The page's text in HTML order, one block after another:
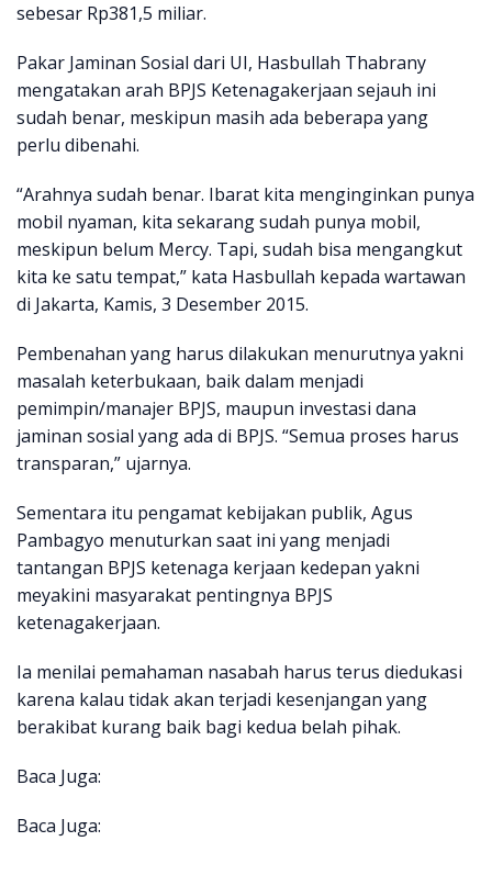
sebesar Rp381,5 miliar.
Pakar Jaminan Sosial dari UI, Hasbullah Thabrany
mengatakan arah BPJS Ketenagakerjaan sejauh ini
sudah benar, meskipun masih ada beberapa yang
perlu dibenahi.
“Arahnya sudah benar. Ibarat kita menginginkan punya
mobil nyaman, kita sekarang sudah punya mobil,
meskipun belum Mercy. Tapi, sudah bisa mengangkut
kita ke satu tempat,” kata Hasbullah kepada wartawan
di Jakarta, Kamis, 3 Desember 2015.
Pembenahan yang harus dilakukan menurutnya yakni
masalah keterbukaan, baik dalam menjadi
pemimpin/manajer BPJS, maupun investasi dana
jaminan sosial yang ada di BPJS. “Semua proses harus
transparan,” ujarnya.
Sementara itu pengamat kebijakan publik, Agus
Pambagyo menuturkan saat ini yang menjadi
tantangan BPJS ketenaga kerjaan kedepan yakni
meyakini masyarakat pentingnya BPJS
ketenagakerjaan.
Ia menilai pemahaman nasabah harus terus diedukasi
karena kalau tidak akan terjadi kesenjangan yang
berakibat kurang baik bagi kedua belah pihak.
Baca Juga:
Baca Juga: